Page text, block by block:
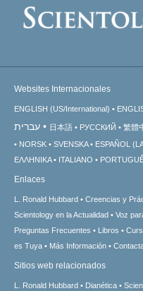
Websites Internacionales
ENGLISH (US/International)
עברית 日本語 РУССКИЙ 繁體
NORSK
SVENSKA ESPAÑOL
ΕΛΛΗΝΙΚA
ITALIANO
Enlaces
L. Ronald Hubbard Creencias y
Scientology en la Actualidad
Voz
Preguntas Frecuentes
Libros
es Tuya
Más Información
Sitios web relacionados
L. Ronald Hubbard Dianética